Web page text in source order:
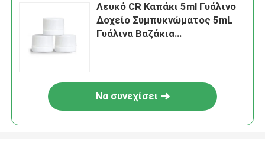
Λευκό CR Καπάκι 5ml Γυάλινο
Δοχείο Συμπυκνώματος 5mL
Γυάλινα Βαζάκια
Να συνεχίσει